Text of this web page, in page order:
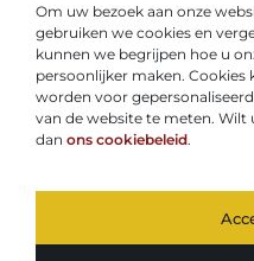
Om uw bezoek aan onze
gebruiken we cookies en
kunnen we begrijpen hoe u
persoonlijker maken.
worden voor
van de website te meten. Wilt
dan ons cookiebeleid.
Onze informatie
Bericht categorie